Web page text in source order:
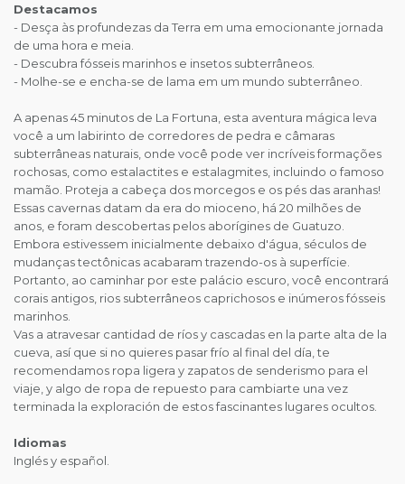
Destacamos
- Desça às profundezas da Terra em uma emocionante jornada
de uma hora e meia.
- Descubra fósseis marinhos e insetos subterrâneos.
- Molhe-se e encha-se de lama em um mundo subterrâneo.
A apenas 45 minutos de La Fortuna, esta aventura mágica leva
você a um labirinto de corredores de pedra e câmaras
subterrâneas naturais, onde você pode ver incríveis formações
rochosas, como estalactites e estalagmites, incluindo o famoso
mamão. Proteja a cabeça dos morcegos e os pés das aranhas!
Essas cavernas datam da era do mioceno, há 20 milhões de
anos, e foram descobertas pelos aborígines de Guatuzo.
Embora estivessem inicialmente debaixo d'água, séculos de
mudanças tectônicas acabaram trazendo-os à superfície.
Portanto, ao caminhar por este palácio escuro, você encontrará
corais antigos, rios subterrâneos caprichosos e inúmeros fósseis
marinhos.
Vas a atravesar cantidad de ríos y cascadas en la parte alta de la
cueva, así que si no quieres pasar frío al final del día, te
recomendamos ropa ligera y zapatos de senderismo para el
viaje, y algo de ropa de repuesto para cambiarte una vez
terminada la exploración de estos fascinantes lugares ocultos.
Idiomas
Inglés y español.